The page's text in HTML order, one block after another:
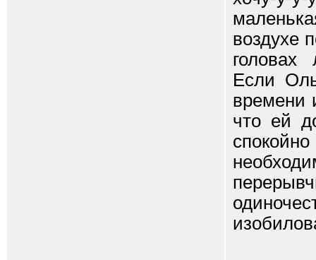
воздухе
головах
Если
времени
что ей